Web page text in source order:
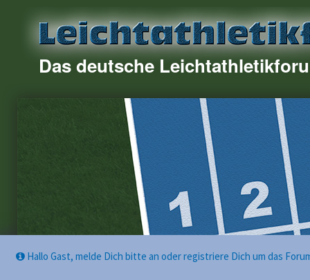
Das deutsche
Hallo Gast, melde Dich bitte an oder registriere Dich um das